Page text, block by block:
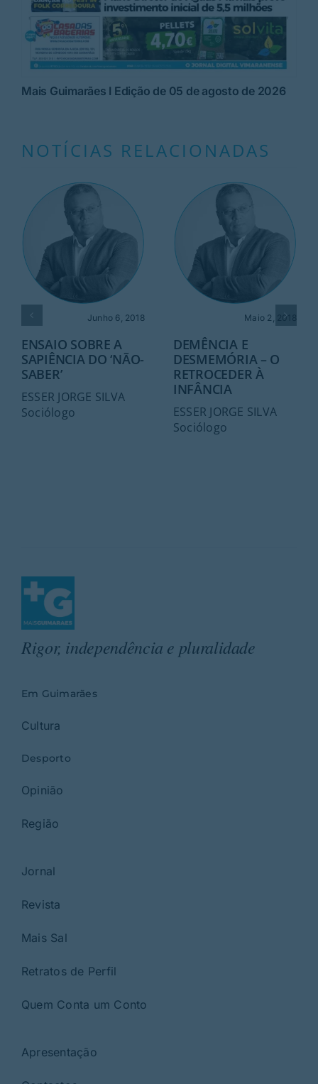
Mais Guimarães I Edição de 05 de agosto de 2026
NOTÍCIAS RELACIONADAS
Junho 6, 2018
ENSAIO SOBRE A
SAPIÊNCIA DO ‘NÃO-
SABER’
ESSER JORGE SILVA
Sociólogo
Maio 2, 2018
DEMÊNCIA E
DESMEMÓRIA – O
RETROCEDER À
INFÂNCIA
ESSER JORGE SILVA
Sociólogo
Rigor, independência e pluralidade
Em Guimarães
Cultura
Desporto
Opinião
Região
Jornal
Revista
Mais Sal
Retratos de Perfil
Quem Conta um Conto
Apresentação